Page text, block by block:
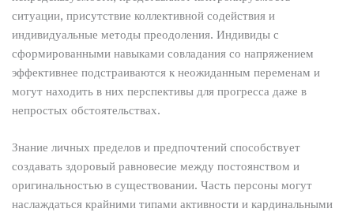
ситуации, присутствие коллективной содействия и
индивидуальные методы преодоления. Индивиды с
сформированными навыками совладания со напряжением
эффективнее подстраиваются к неожиданным переменам и
могут находить в них перспективы для прогресса даже в
непростых обстоятельствах.
Знание личных пределов и предпочтений способствует
создавать здоровый равновесие между постоянством и
оригинальностью в существовании. Часть персоны могут
наслаждаться крайними типами активности и кардинальными